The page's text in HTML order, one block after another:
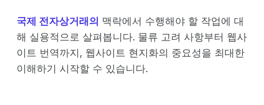
국제 전자상거래의 맥락에서 수행해야 할 작업에 대
해 실용적으로 살펴봅니다. 물류 고려 사항부터 웹사
이트 번역까지, 웹사이트 현지화의 중요성을 최대한
이해하기 시작할 수 있습니다.